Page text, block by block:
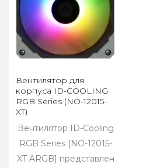
Вентилятор для
корпуса ID-COOLING
RGB Series (NO-12015-
XT)
Вентилятор ID-Cooling
RGB Series [NO-12015-
XT ARGB] представлен